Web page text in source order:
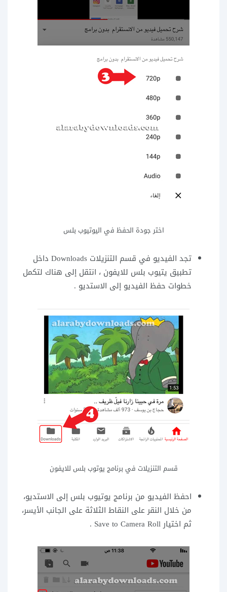
اختر جودة الحفظ في اليوتيوب بلس
تجد الفيديو في قسم التنزيلات Downloads داخل
تطبيق يتيوب بلس للايفون ، انتقل إلى هناك لتكمل
خطوات حفظ الفيديو إلى الاستديو .
قسم التنزيلات في برنامج يوتوب بلس للايفون
احفظ الفيديو من برنامج يوتيوب بلس إلى الاستديو،
من خلال النقر على النقاط الثلاثة على الجانب الأيسر،
ثم اختيار Save to Camera Roll .